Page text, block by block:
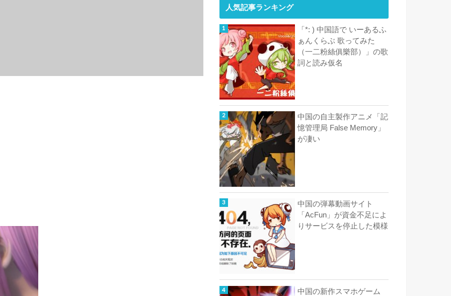
人気記事ランキング
「*: ) 中国語で いーあるふ
ぁんくらぶ 歌ってみた
（一二粉絲俱樂部）」の歌
詞と読み仮名
中国の自主製作アニメ「記
憶管理局 False Memory」
が凄い
中国の弾幕動画サイト
「AcFun」が資金不足によ
りサービスを停止した模様
中国の新作スマホゲーム